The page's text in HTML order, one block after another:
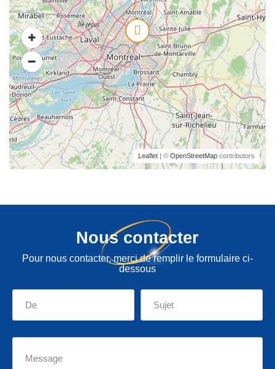
Leaflet | © OpenStreetMap contributors
Nous contacter
Pour nous contacter, merci de remplir le formulaire ci-
dessous